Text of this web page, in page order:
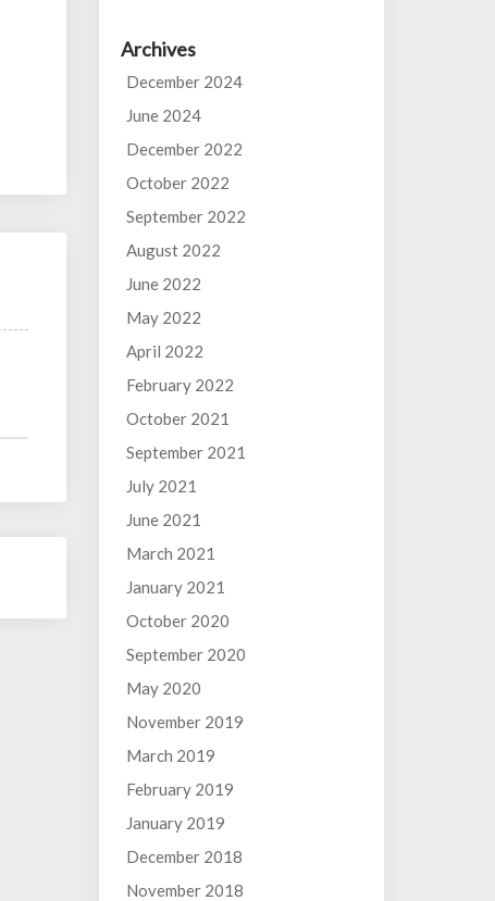
Archives
December 2024
June 2024
December 2022
October 2022
September 2022
August 2022
June 2022
May 2022
April 2022
February 2022
October 2021
September 2021
July 2021
June 2021
March 2021
January 2021
October 2020
September 2020
May 2020
November 2019
March 2019
February 2019
January 2019
December 2018
November 2018